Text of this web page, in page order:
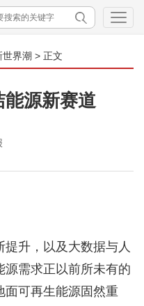
世界潮 > 正文
能源新赛道
升，以及大数据与人
需求正以前所未有的
面可再生能源固然重